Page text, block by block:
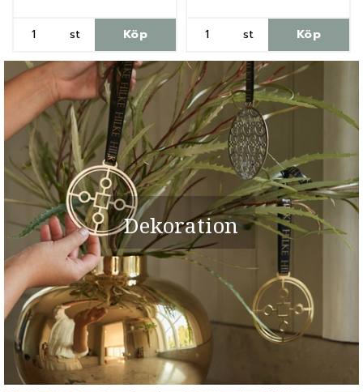
st Köp st Köp
Dekoration